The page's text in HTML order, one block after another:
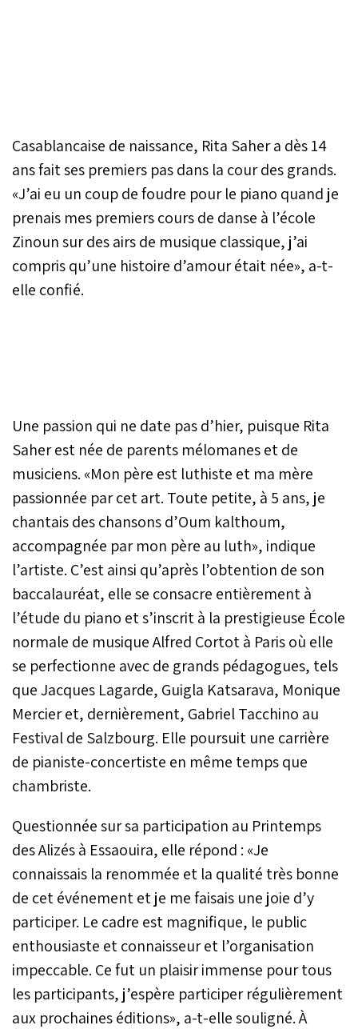
Casablancaise de naissance, Rita Saher a dès 14
ans fait ses premiers pas dans la cour des grands.
«J’ai eu un coup de foudre pour le piano quand je
prenais mes premiers cours de danse à l’école
Zinoun sur des airs de musique classique, j’ai
compris qu’une histoire d’amour était née», a-t-
elle confié.
Une passion qui ne date pas d’hier, puisque Rita
Saher est née de parents mélomanes et de
musiciens. «Mon père est luthiste et ma mère
passionnée par cet art. Toute petite, à 5 ans, je
chantais des chansons d’Oum kalthoum,
accompagnée par mon père au luth», indique
l’artiste. C’est ainsi qu’après l’obtention de son
baccalauréat, elle se consacre entièrement à
l’étude du piano et s’inscrit à la prestigieuse École
normale de musique Alfred Cortot à Paris où elle
se perfectionne avec de grands pédagogues, tels
que Jacques Lagarde, Guigla Katsarava, Monique
Mercier et, dernièrement, Gabriel Tacchino au
Festival de Salzbourg. Elle poursuit une carrière
de pianiste-concertiste en même temps que
chambriste.
Questionnée sur sa participation au Printemps
des Alizés à Essaouira, elle répond : «Je
connaissais la renommée et la qualité très bonne
de cet événement et je me faisais une joie d’y
participer. Le cadre est magnifique, le public
enthousiaste et connaisseur et l’organisation
impeccable. Ce fut un plaisir immense pour tous
les participants, j’espère participer régulièrement
aux prochaines éditions», a-t-elle souligné. À